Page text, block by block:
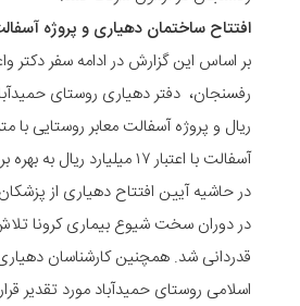
افتتاح ساختمان دهیاری و پروژه
بر اساس این گزارش در ادامه سفر دکتر
آسفالت با اعتبار ۱۷ میلیارد ریال به بهره برداری رسیدند.
در حاشیه آیین افتتاح دهیاری از
در دوران سخت شیوع بیماری کرونا
قدردانی شد. همچنین کارشناسان
اسلامی روستای حمیدآباد مورد تقدیر